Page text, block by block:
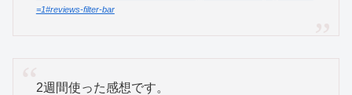
=1#reviews-filter-bar
2週間使った感想です。